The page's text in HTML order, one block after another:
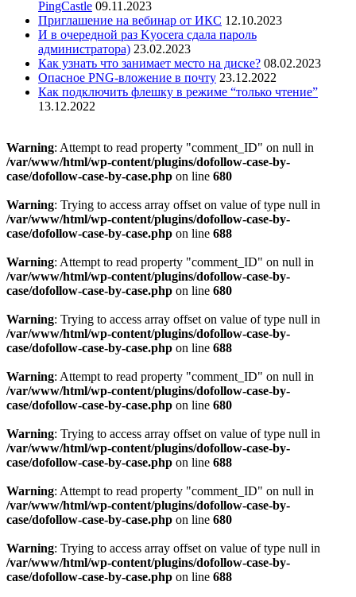
PingCastle 09.11.2023
Приглашение на вебинар от ИКС 12.10.2023
И в очередной раз Kyocera сдала пароль
администратора) 23.02.2023
Как узнать что занимает место на диске? 08.02.2023
Опасное PNG-вложение в почту 23.12.2022
Как подключить флешку в режиме “только чтение”
13.12.2022
Warning: Attempt to read property "comment_ID" on null in
/var/www/html/wp-content/plugins/dofollow-case-by-
case/dofollow-case-by-case.php on line 680
Warning: Trying to access array offset on value of type null in
/var/www/html/wp-content/plugins/dofollow-case-by-
case/dofollow-case-by-case.php on line 688
Warning: Attempt to read property "comment_ID" on null in
/var/www/html/wp-content/plugins/dofollow-case-by-
case/dofollow-case-by-case.php on line 680
Warning: Trying to access array offset on value of type null in
/var/www/html/wp-content/plugins/dofollow-case-by-
case/dofollow-case-by-case.php on line 688
Warning: Attempt to read property "comment_ID" on null in
/var/www/html/wp-content/plugins/dofollow-case-by-
case/dofollow-case-by-case.php on line 680
Warning: Trying to access array offset on value of type null in
/var/www/html/wp-content/plugins/dofollow-case-by-
case/dofollow-case-by-case.php on line 688
Warning: Attempt to read property "comment_ID" on null in
/var/www/html/wp-content/plugins/dofollow-case-by-
case/dofollow-case-by-case.php on line 680
Warning: Trying to access array offset on value of type null in
/var/www/html/wp-content/plugins/dofollow-case-by-
case/dofollow-case-by-case.php on line 688